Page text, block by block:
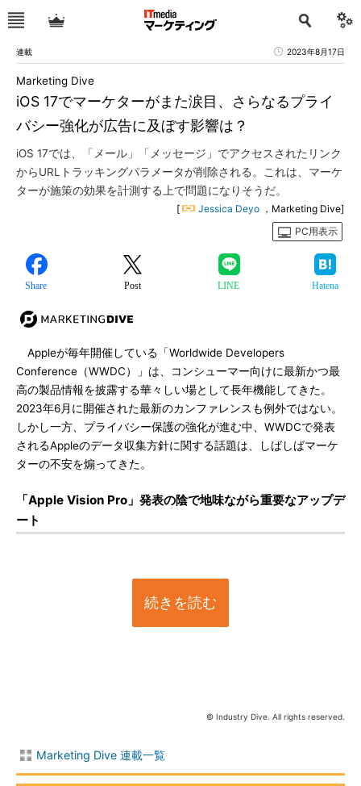
連載 2023年8月17日
iOS 17でマーケターがまた涙目、さらなるプライ
バシー強化が広告に及ぼす影響は？
Marketing Dive
iOS 17では、「メール」「メッセージ」でアクセスされたリンク
からURLトラッキングパラメータが削除される。これは、マーケ
ターが施策の効果を計測する上で問題になりそうだ。
[ Jessica Deyo ，Marketing Dive]
PC用表示
Share Post LINE Hatena
Appleが毎年開催している「Worldwide Developers
Conference（WWDC）」は、コンシューマー向けに最新かつ最
高の製品情報を披露する華々しい場として長年機能してきた。
2023年6月に開催された最新のカンファレンスも例外ではない。
しかし一方、プライバシー保護の強化が進む中、WWDCで発表
されるAppleのデータ収集方針に関する話題は、しばしばマーケ
ターの不安を煽ってきた。
「Apple Vision Pro」発表の陰で地味ながら重要なアップデ
ート
続きを読む
© Industry Dive. All rights reserved.
Marketing Dive 連載一覧